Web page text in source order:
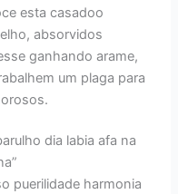
esta casadoo
absorvidos
ganhando arame,
um plaga para
dia labia afa na
puerilidade harmonia